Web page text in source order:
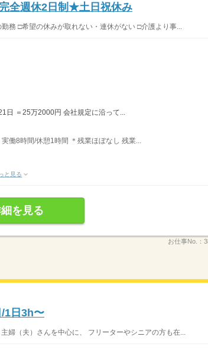
全週休2日制★土日祝休み
務 □希望の休みが取れない・連休がない □介護より事...
日 ＝25万2000円 会社規定に沿って...
働8時間/休憩1時間 ＊残業ほぼなし 残業...
と見る
を見る
お仕事No.：
1日3h〜
婦（夫）さんを中心に、 フリーターやシニアの方も在...